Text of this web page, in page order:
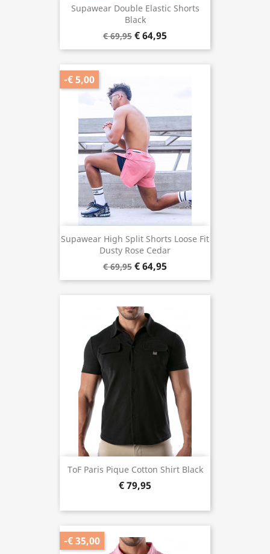
Supawear Double Elastic Shorts
Black
€ 69,95 € 64,95
Supawear High Split Shorts Loose Fit
Dusty Rose Cedar
€ 69,95 € 64,95
-€ 5,00
ToF Paris Pique Cotton Shirt Black
€ 79,95
-€ 35,00